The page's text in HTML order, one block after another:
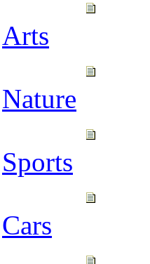
Arts
Nature
Sports
Cars